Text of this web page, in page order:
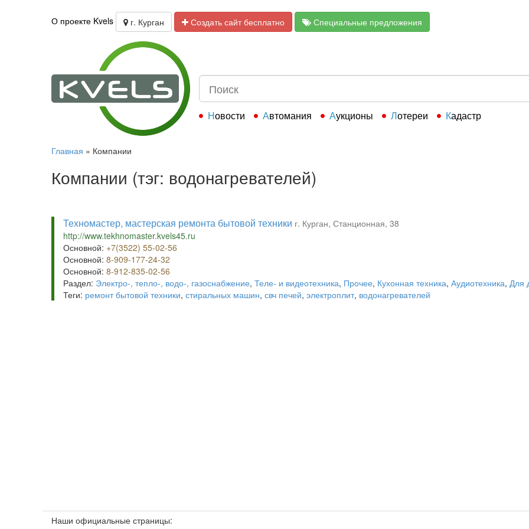
О проекте Kvels г. Курган Создать сайт бесплатно Специальные предложения
Новости Автомания Аукционы Лотереи Кадастр
Главная » Компании
Компании (тэг: водонагревателей)
Техномастер, мастерская ремонта бытовой техники г. Курган, Станционная, 38
http://www.tekhnomaster.kvels45.ru
Основной: +7(3522) 55-02-56
Основной: 8-909-177-24-32
Основной: 8-912-835-02-56
Раздел: Электро-, тепло-, водо-, газоснабжение, Теле- и видеотехника, Прочее, Кухонная техника, Аудиотехника, Для
Теги: ремонт бытовой техники, стиральных машин, свч печей, электроплит, водонагревателей
Наши официальные страницы: